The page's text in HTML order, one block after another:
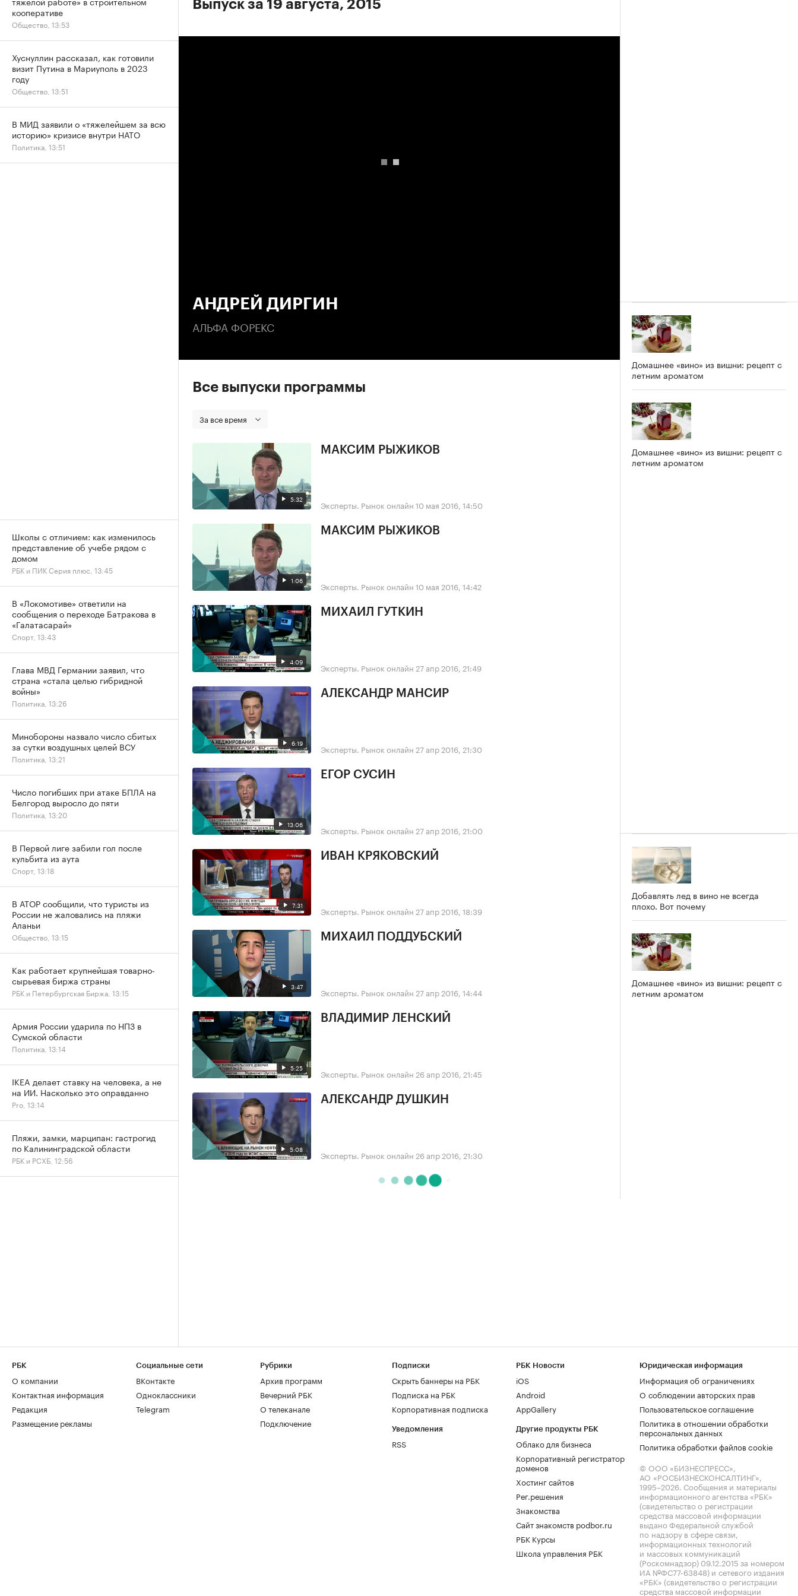
Выпуск за 19 августа, 2015
АНДРЕЙ ДИРГИН
АЛЬФА ФОРЕКС
Все выпуски программы
За все время
5:32
МАКСИМ РЫЖИКОВ
Эксперты. Рынок онлайн 10 мая 2016, 14:50
1:06
МАКСИМ РЫЖИКОВ
Эксперты. Рынок онлайн 10 мая 2016, 14:42
4:09
МИХАИЛ ГУТКИН
Эксперты. Рынок онлайн 27 апр 2016, 21:49
6:19
АЛЕКСАНДР МАНСИР
Эксперты. Рынок онлайн 27 апр 2016, 21:30
13:06
ЕГОР СУСИН
Эксперты. Рынок онлайн 27 апр 2016, 21:00
7:31
ИВАН КРЯКОВСКИЙ
Эксперты. Рынок онлайн 27 апр 2016, 18:39
3:47
МИХАИЛ ПОДДУБСКИЙ
Эксперты. Рынок онлайн 27 апр 2016, 14:44
5:25
ВЛАДИМИР ЛЕНСКИЙ
Эксперты. Рынок онлайн 26 апр 2016, 21:45
5:08
АЛЕКСАНДР ДУШКИН
Эксперты. Рынок онлайн 26 апр 2016, 21:30
Домашнее «вино» из вишни: рецепт с
летним ароматом
Домашнее «вино» из вишни: рецепт с
летним ароматом
Добавлять лед в вино не всегда
плохо. Вот почему
Домашнее «вино» из вишни: рецепт с
летним ароматом
кооперативе
Общество, 13:53
Хуснуллин рассказал, как готовили
визит Путина в Мариуполь в 2023
году
Общество, 13:51
В МИД заявили о «тяжелейшем за всю
историю» кризисе внутри НАТО
Политика, 13:51
Школы с отличием: как изменилось
представление об учебе рядом с
домом
РБК и ПИК Серия плюс, 13:45
В «Локомотиве» ответили на
сообщения о переходе Батракова в
«Галатасарай»
Спорт, 13:43
Глава МВД Германии заявил, что
страна «стала целью гибридной
войны»
Политика, 13:26
Минобороны назвало число сбитых
за сутки воздушных целей ВСУ
Политика, 13:21
Число погибших при атаке БПЛА на
Белгород выросло до пяти
Политика, 13:20
В Первой лиге забили гол после
кульбита из аута
Спорт, 13:18
В АТОР сообщили, что туристы из
России не жаловались на пляжи
Аланьи
Общество, 13:15
Как работает крупнейшая товарно-
сырьевая биржа страны
РБК и Петербургская Биржа, 13:15
Армия России ударила по НПЗ в
Сумской области
Политика, 13:14
IKEA делает ставку на человека, а не
на ИИ. Насколько это оправданно
Pro, 13:14
Пляжи, замки, марципан: гастрогид
по Калининградской области
РБК и РСХБ, 12:56
РБК
О компании
Контактная информация
Редакция
Размещение рекламы
Социальные сети
ВКонтакте
Одноклассники
Telegram
Рубрики
Архив программ
Вечерний РБК
О телеканале
Подключение
Подписки
Скрыть баннеры на РБК
Подписка на РБК
Корпоративная подписка
Уведомления
RSS
РБК Новости
iOS
Android
AppGallery
Другие продукты РБК
Облако для бизнеса
Корпоративный регистратор
доменов
Хостинг сайтов
Рег.решения
Знакомства
Сайт знакомств podbor.ru
РБК Курсы
Школа управления РБК
Юридическая информация
Информация об ограничениях
О соблюдении авторских прав
Пользовательское соглашение
Политика в отношении обработки
персональных данных
Политика обработки файлов cookie
© ООО «БИЗНЕСПРЕСС»,
АО «РОСБИЗНЕСКОНСАЛТИНГ»,
1995–2026. Сообщения и материалы
информационного агентства «РБК»
(свидетельство о регистрации
средства массовой информации
выдано Федеральной службой
по надзору в сфере связи,
информационных технологий
и массовых коммуникаций
(Роскомнадзор) 09.12.2015 за номером
ИА №ФС77-63848) и сетевого издания
«РБК» (свидетельство о регистрации
средства массовой информации